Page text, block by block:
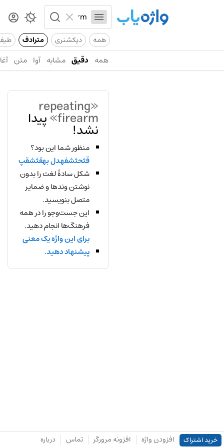
همه دیکشنری مترادف
همه دقیق مشابه آوا متن
«repeating
firearm» پیدا
نشد!
منظور شما این بود؟
قثحثشفهدل بهقثشقپ
شکل سادهٔ لغت را بدون
نوشتن وندها و ضمایر
متصل بنویسید.
این جست‌وجو را در همه
فرهنگ‌ها انجام دهید.
برای این واژه یک معنی
پیشنهاد دهید.
خرید اشتراک افزودن واژه افزونه مرورگر تماس درباره